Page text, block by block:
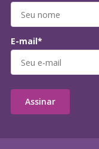
E-mail*
Assinar